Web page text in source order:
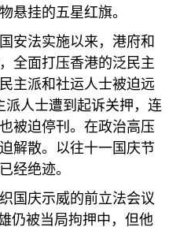
悬挂的五星红旗。
安法实施以来，港府和
全面打压香港的泛民主
主派和社运人士被迫远
派人士遭到起诉关押，连
被迫停刊。在政治高压
解散。以往十一国庆节
经绝迹。
国庆示威的前立法会议
仍被当局拘押中，但他